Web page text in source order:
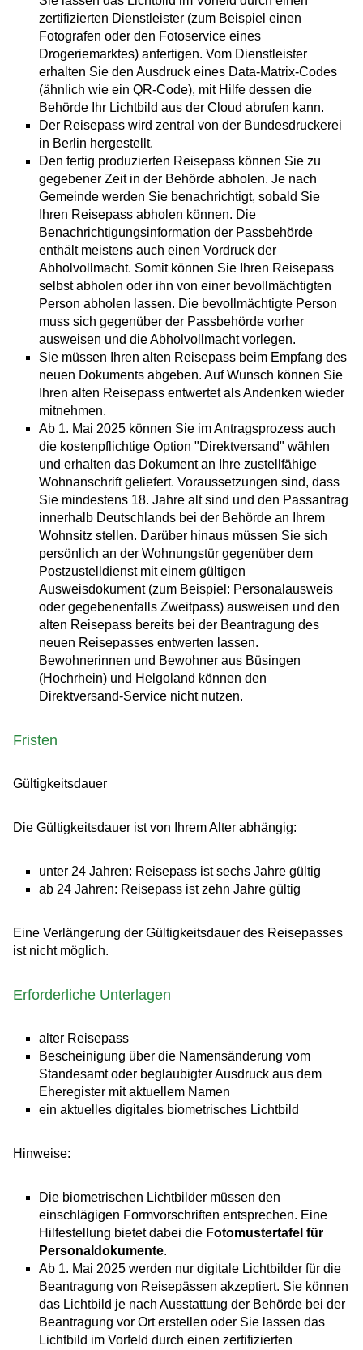
zertifizierten Dienstleister (zum Beispiel einen
Fotografen oder den Fotoservice eines
Drogeriemarktes) anfertigen. Vom Dienstleister
erhalten Sie den Ausdruck eines Data-Matrix-Codes
(ähnlich wie ein QR-Code), mit Hilfe dessen die
Behörde Ihr Lichtbild aus der Cloud abrufen kann.
Der Reisepass wird zentral von der Bundesdruckerei
in Berlin hergestellt.
Den fertig produzierten Reisepass können Sie zu
gegebener Zeit in der Behörde abholen. Je nach
Gemeinde werden Sie benachrichtigt, sobald Sie
Ihren Reisepass abholen können. Die
Benachrichtigungsinformation der Passbehörde
enthält meistens auch einen Vordruck der
Abholvollmacht. Somit können Sie Ihren Reisepass
selbst abholen oder ihn von einer bevollmächtigten
Person abholen lassen. Die bevollmächtigte Person
muss sich gegenüber der Passbehörde vorher
ausweisen und die Abholvollmacht vorlegen.
Sie müssen Ihren alten Reisepass beim Empfang des
neuen Dokuments abgeben. Auf Wunsch können Sie
Ihren alten Reisepass entwertet als Andenken wieder
mitnehmen.
Ab 1. Mai 2025 können Sie im Antragsprozess auch
die kostenpflichtige Option "Direktversand" wählen
und erhalten das Dokument an Ihre zustellfähige
Wohnanschrift geliefert. Voraussetzungen sind, dass
Sie mindestens 18. Jahre alt sind und den Passantrag
innerhalb Deutschlands bei der Behörde an Ihrem
Wohnsitz stellen. Darüber hinaus müssen Sie sich
persönlich an der Wohnungstür gegenüber dem
Postzustelldienst mit einem gültigen
Ausweisdokument (zum Beispiel: Personalausweis
oder gegebenenfalls Zweitpass) ausweisen und den
alten Reisepass bereits bei der Beantragung des
neuen Reisepasses entwerten lassen.
Bewohnerinnen und Bewohner aus Büsingen
(Hochrhein) und Helgoland können den
Direktversand-Service nicht nutzen.
Fristen
Gültigkeitsdauer
Die Gültigkeitsdauer ist von Ihrem Alter abhängig:
unter 24 Jahren: Reisepass ist sechs Jahre gültig
ab 24 Jahren: Reisepass ist zehn Jahre gültig
Eine Verlängerung der Gültigkeitsdauer des Reisepasses
ist nicht möglich.
Erforderliche Unterlagen
alter Reisepass
Bescheinigung über die Namensänderung vom
Standesamt oder beglaubigter Ausdruck aus dem
Eheregister mit aktuellem Namen
ein aktuelles digitales biometrisches Lichtbild
Hinweise:
Die biometrischen Lichtbilder müssen den
einschlägigen Formvorschriften entsprechen. Eine
Hilfestellung bietet dabei die Fotomustertafel für
Personaldokumente.
Ab 1. Mai 2025 werden nur digitale Lichtbilder für die
Beantragung von Reisepässen akzeptiert. Sie können
das Lichtbild je nach Ausstattung der Behörde bei der
Beantragung vor Ort erstellen oder Sie lassen das
Lichtbild im Vorfeld durch einen zertifizierten